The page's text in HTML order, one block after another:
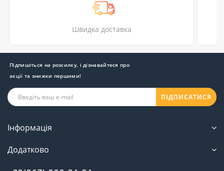
Швидка доставка
Підпишіться на розсилку, і дізнавайтеся про
акції та знижки першими!
ПІДПИСАТИСЯ
Інформація
Додатково